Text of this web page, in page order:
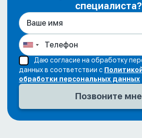
специалиста?
Даю согласие на обработку
данных в соответствии с
обработки персональных данных